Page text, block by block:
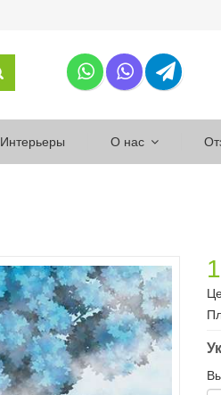
Интерьеры О нас